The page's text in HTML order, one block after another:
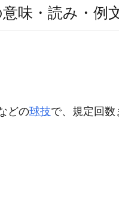
味・読み・例
どの球技で、規定回